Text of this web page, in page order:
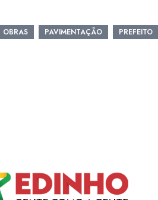
OBRAS PAVIMENTAÇÃO PREFEITO